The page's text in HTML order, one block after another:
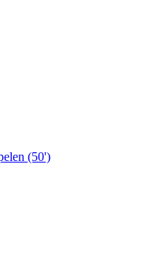
(50')